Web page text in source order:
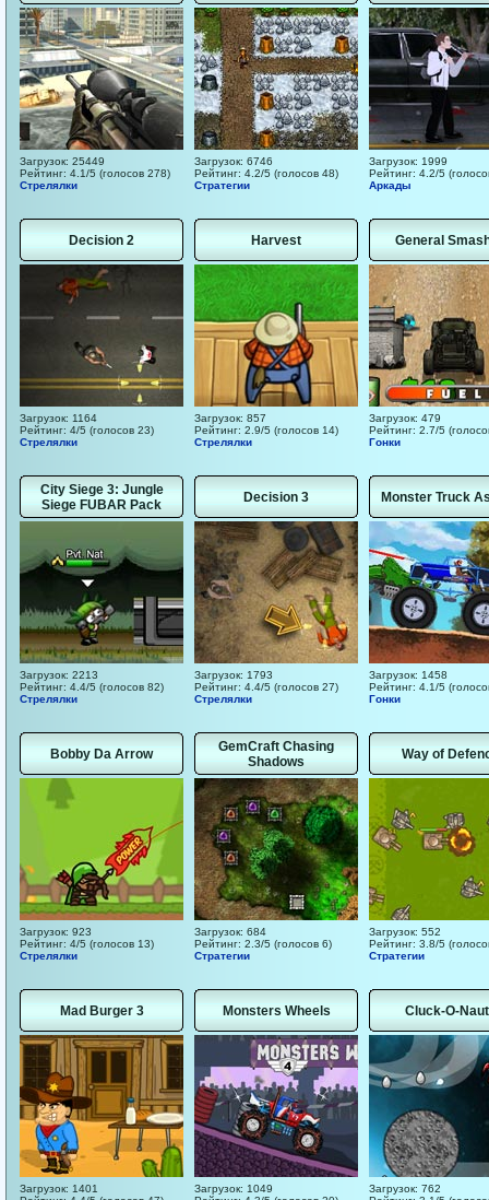
Загрузок: 25449
Рейтинг: 4.1/5 (голосов 278)
Стрелялки
Загрузок: 6746
Рейтинг: 4.2/5 (голосов 48)
Стратегии
Загрузок: 1999
Рейтинг: 4.2/5
Аркады
Decision 2
Загрузок: 1164
Рейтинг: 4/5 (голосов 23)
Стрелялки
Harvest
Загрузок: 857
Рейтинг: 2.9/5 (голосов 14)
Стрелялки
General
Загрузок: 479
Рейтинг: 2.7/5
Гонки
City Siege 3: Jungle
Siege FUBAR Pack
Загрузок: 2213
Рейтинг: 4.4/5 (голосов 82)
Стрелялки
Decision 3
Загрузок: 1793
Рейтинг: 4.4/5 (голосов 27)
Стрелялки
Monster Truck
Загрузок: 1458
Рейтинг: 4.1/5
Гонки
Bobby Da Arrow
Загрузок: 923
Рейтинг: 4/5 (голосов 13)
Стрелялки
GemCraft Chasing
Shadows
Загрузок: 684
Рейтинг: 2.3/5 (голосов 6)
Стратегии
Way of
Загрузок: 552
Рейтинг: 3.8/5
Стратегии
Mad Burger 3
Загрузок: 1401
Monsters Wheels
Загрузок: 1049
Cluck-O-
Загрузок: 762